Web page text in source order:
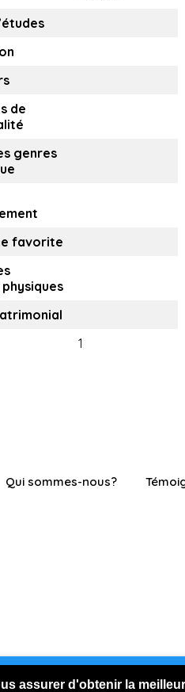
assurer d'obtenir la
êtes connecté en visiteur
de
genres
favorite
1
Qui sommes-nous?